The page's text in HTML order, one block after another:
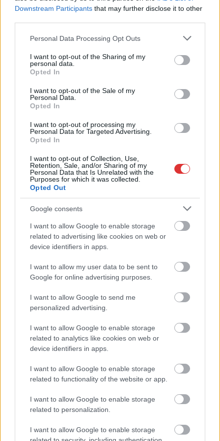
Downstream Participants that may further disclose it to other
Please note that this website/app uses one or more Google
not limited to your visit or usage behaviour. You may click to
grant or deny consent to Google and its third-party tags to
use your data for below specified purposes in below Google
consent section.
Personal Data Processing Opt Outs
I want to opt-out of the Sharing of my
personal data.
Opted In
I want to opt-out of the Sale of my
Personal Data.
Opted In
I want to opt-out of processing my
Personal Data for Targeted Advertising.
Opted In
I want to opt-out of Collection, Use,
Retention, Sale, and/or Sharing of my
Personal Data that Is Unrelated with the
Purposes for which it was collected.
Opted Out
Google consents
I want to allow Google to enable storage
related to advertising like cookies on web or
device identifiers in apps.
I want to allow my user data to be sent to
Google for online advertising purposes.
I want to allow Google to send me
personalized advertising.
I want to allow Google to enable storage
related to analytics like cookies on web or
device identifiers in apps.
I want to allow Google to enable storage
related to functionality of the website or app.
I want to allow Google to enable storage
related to personalization.
I want to allow Google to enable storage
A Szolnok megyei gazdák nagyon nem akarták a JÉGER
további üzemeltetését
Csendélet 5.0: alig balesetveszélyes lépcső és remek
állapotban levő buszmegálló mutatja, hogy Szolnok mennyire
élhető város
Napokon belül megválasztja az új köztársasági elnököt az
Országgyűlés
Kiterjedt tüzek pusztítanak az országban, köztük Karcagon
Harmadfokú hőségriasztás az országban: Szolnokon klímát
javítottak, helikoptereket is bevetettek a tüzeknél
A zárkában rosszul lett, elájult – ilyen körülményekről
számoltak be a szolnoki börtönből
Váratlan fennakadás borította fel a Szolnok–Kecskemét
A polgármester a szolnoki cégekhez fordult: több száz
elbocsátott dolgozón segítene
Csődbe ment a tószegi Accell Hunland, a hazai
kerékpárgyártás meghatározó szereplője
Egyszer fent, egyszer lent, így festett a Duna a két évvel
ezelőtti árvíz idején és így most – fotógyűjtemény
Ilyenek eddig a tapasztalatok a vendégektől – a hőhullám
miatt ingyenes a strandolás Szolnokon
Nem biztató: a hétvégi kisebb felfrissülés után jövő héten
megint visszatér a forróság, újra rekkenő hőség jön, akár 38
Közzétették a szakértői állásfoglalást, a Fiumei úti fák
többsége szakszerűen már nem ápolható
A MÚOSZ sajtódíjának második helyét nyerte el a Borsod24 és